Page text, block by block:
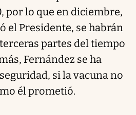
por lo que en diciembre,
el Presidente, se habrán
partes del tiempo
Fernández se ha
si la vacuna no
él prometió.